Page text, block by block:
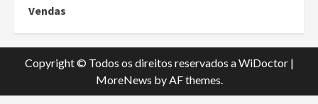
Vendas
Copyright © Todos os direitos reservados a WiDoctor |
MoreNews by AF themes.